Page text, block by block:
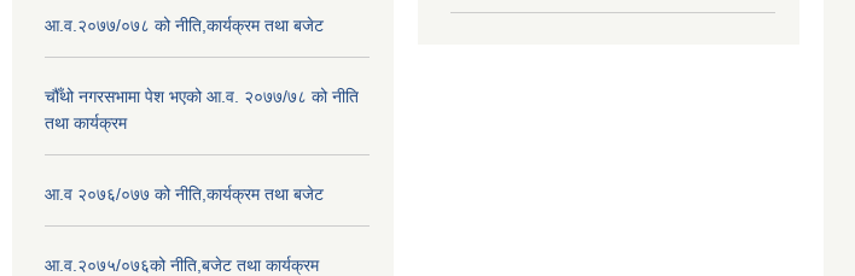
आ.व.२०७७/०७८ को नीति,कार्यक्रम तथा बजेट
चौँथो नगरसभामा पेश भएको आ.व. २०७७/७८ को नीति
तथा कार्यक्रम
आ.व २०७६/०७७ को नीति,कार्यक्रम तथा बजेट
आ.व.२०७५/०७६को नीति,बजेट तथा कार्यक्रम